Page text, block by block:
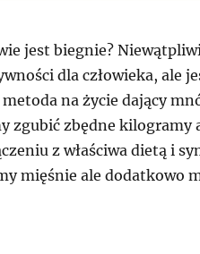
jest biegnie?
dla człowieka, ale
na życie dający
zgubić zbędne kilogramy
z właściwa dietą i
mięśnie ale dodatkowo